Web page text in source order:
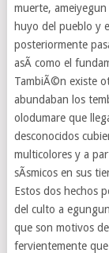
muerte,
huyo del pueblo y
posteriormente
asÃ­ como el
TambiÃ©n existe
abundaban los
olodumare que
desconocidos
multicolores y a
sÃ­smicos en sus
Estos dos hechos
del culto a
que son motivos
fervientemente